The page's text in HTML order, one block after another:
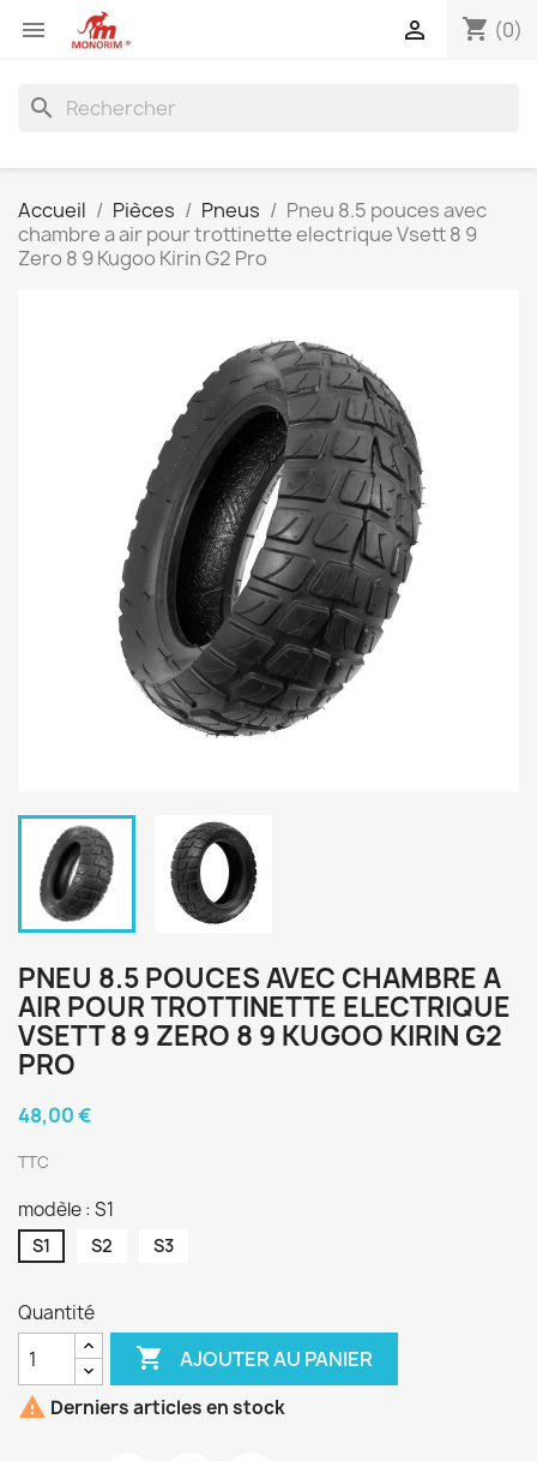
 shopping_cart (0)

search
Accueil Pièces Pneus
Pneu 8.5 pouces avec
chambre a air pour trottinette electrique Vsett 8 9
Zero 8 9 Kugoo Kirin G2 Pro
PNEU 8.5 POUCES AVEC CHAMBRE A
AIR POUR TROTTINETTE ELECTRIQUE
VSETT 8 9 ZERO 8 9 KUGOO KIRIN G2
PRO
48,00 €
TTC
modèle : S1
S1 S2 S3
Quantité
 AJOUTER AU PANIER
 Derniers articles en stock